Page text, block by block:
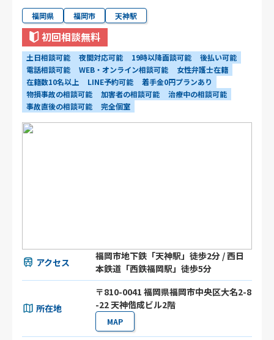
福岡県 福岡市 天神駅
初回相談無料
土日相談可能 夜間対応可能 19時以降面談可能
後払い可能
電話相談可能
WEB・オンライン相談可能
女性弁護士在籍
在籍数10名以上
LINE予約可能
着手金0円プランあり
物損事故の相談可能
加害者の相談可能
治療中の相談可能
事故直後の相談可能
完全個室
アクセス
福岡市地下鉄「天神駅」徒歩2分 / 西日
本鉄道「西鉄福岡駅」徒歩5分
所在地
〒810-0041 福岡県福岡市中央区大名2-8
-22 天神偕成ビル2階
MAP